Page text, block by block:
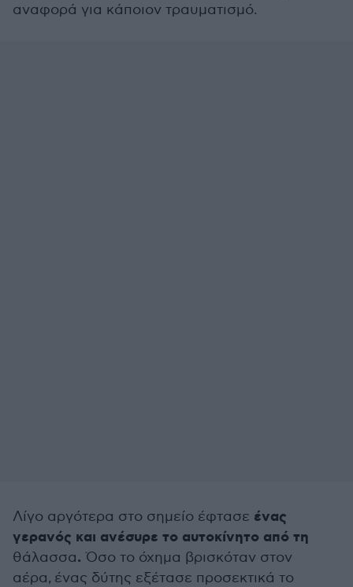
αναφορά για κάποιον τραυματισμό.
Λίγο αργότερα στο σημείο έφτασε ένας
γερανός και ανέσυρε το αυτοκίνητο από τη
θάλασσα. Όσο το όχημα βρισκόταν στον
αέρα, ένας δύτης εξέτασε προσεκτικά το